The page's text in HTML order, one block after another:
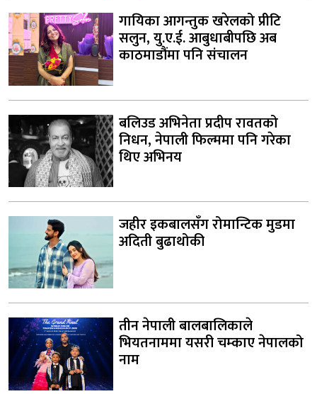
गायिका आगन्तुक खरेलको प्रीटि
सलुन, यु.ए.ई. आबुधाबीपछि अब
काठमाडौंमा पनि संचालन
बलिउड अभिनेता प्रदीप रावतको
निधन, नेपाली फिल्ममा पनि गरेका
थिए अभिनय
जहीर इकबालसँग रोमान्टिक मुडमा
अदिती बुढाथोकी
तीन नेपाली बालबालिकाले
भियतनाममा यसरी चम्काए नेपालको
नाम